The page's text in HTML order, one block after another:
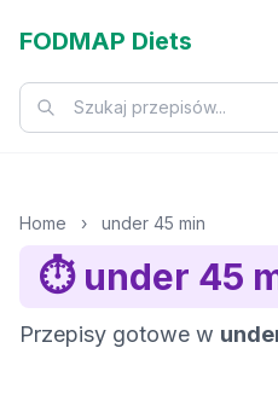
FODMAP Diets
Home › under 45 min
⏱️ under 45
Przepisy gotowe w